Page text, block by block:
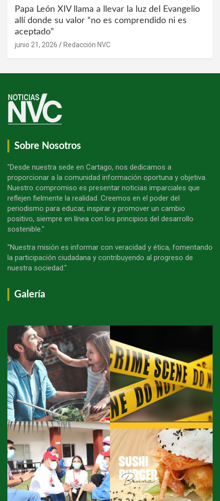
Papa León XIV llama a llevar la luz del Evangelio
allí donde su valor “no es comprendido ni es
aceptado”
junio 21, 2026 Redacción NVC
Sobre Nosotros
"Desde nuestra sede en Cartago, nos dedicamos a
proporcionar a la comunidad información oportuna y objetiva.
Nuestro compromiso es presentar noticias imparciales que
reflejen fielmente la realidad. Creemos en el poder del
periodismo para educar, inspirar y promover un cambio
positivo, siempre en línea con los principios del desarrollo
sostenible."
"Nuestra misión es informar con veracidad y ética, fomentando
la participación ciudadana y contribuyendo al progreso de
nuestra sociedad."
Galería